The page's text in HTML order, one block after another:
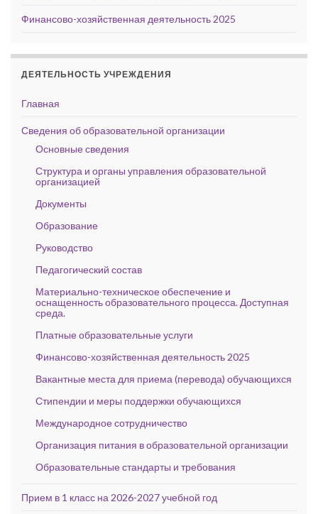
Финансово-хозяйственная деятельность 2025
ДЕЯТЕЛЬНОСТЬ УЧРЕЖДЕНИЯ
Главная
Сведения об образовательной организации
Основные сведения
Структура и органы управления образовательной
организацией
Документы
Образование
Руководство
Педагогический состав
Материально-техническое обеспечение и
оснащенность образовательного процесса. Доступная
среда.
Платные образовательные услуги
Финансово-хозяйственная деятельность 2025
Вакантные места для приема (перевода) обучающихся
Стипендии и меры поддержки обучающихся
Международное сотрудничество
Организация питания в образовательной организации
Образовательные стандарты и требования
Прием в 1 класс на 2026-2027 учебной год